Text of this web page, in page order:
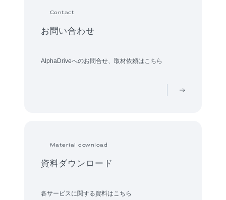
Contact
お問い合わせ
AlphaDriveへのお問合せ、取材依頼はこちら
Material download
資料ダウンロード
各サービスに関する資料はこちら